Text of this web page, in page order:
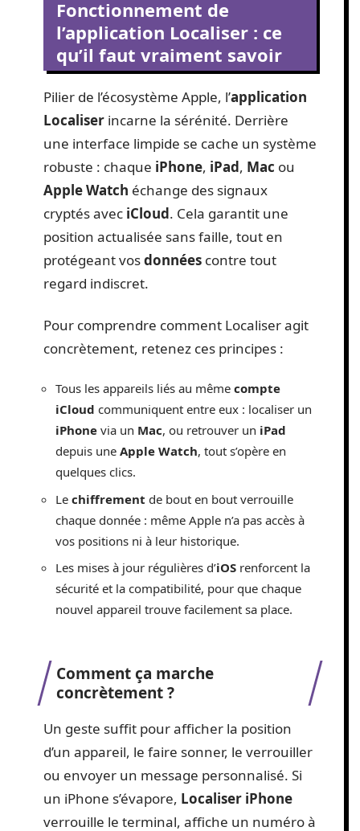
Fonctionnement de
l’application Localiser : ce
qu’il faut vraiment savoir
Pilier de l’écosystème Apple, l’application
Localiser incarne la sérénité. Derrière
une interface limpide se cache un système
robuste : chaque iPhone, iPad, Mac ou
Apple Watch échange des signaux
cryptés avec iCloud. Cela garantit une
position actualisée sans faille, tout en
protégeant vosdonnées contre tout
regard indiscret.
Pour comprendre comment Localiser agit
concrètement, retenez ces principes :
Tous les appareils liés au même compte
iCloud communiquent entre eux : localiser un
iPhone via un Mac, ou retrouver un iPad
depuis une Apple Watch, tout s’opère en
quelques clics.
Le chiffrement de bout en bout verrouille
chaque donnée : même Apple n’a pas accès à
vos positions ni à leur historique.
Les mises à jour régulières d’iOS renforcent la
sécurité et la compatibilité, pour que chaque
nouvel appareil trouve facilement sa place.
Comment ça marche
concrètement ?
Un geste suffit pour afficher la position
d’un appareil, le faire sonner, le verrouiller
ou envoyer un message personnalisé. Si
un iPhone s’évapore, Localiser iPhone
verrouille le terminal, affiche un numéro à